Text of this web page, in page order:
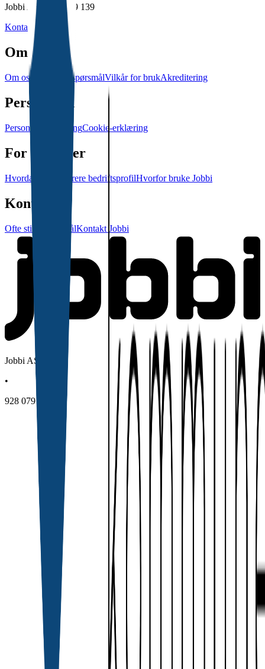
Jobbi AS • 928 079 139
Kontakt Jobbi
Om Jobbi
Om oss Ofte stilte spørsmålVilkår for brukAkreditering
Personvern
PersonvernerklæringCookie-erklæring
For bedrifter
Hvordan administrere bedriftsprofilHvorfor bruke Jobbi
Kontakt
Ofte stilte spørsmålKontakt Jobbi
Jobbi AS
•
928 079 139